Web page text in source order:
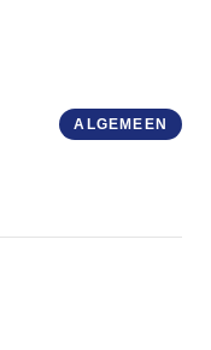
ALGEMEEN